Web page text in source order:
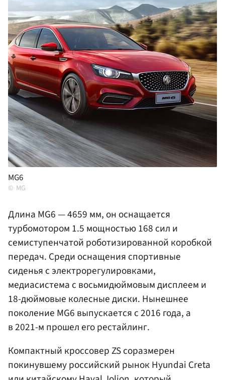
MG6
MG
Длина MG6 — 4659 мм, он оснащается
турбомотором 1.5 мощностью 168 сил и
семиступенчатой роботизированной коробкой
передач. Среди оснащения спортивные
сиденья с электрорегулировками,
медиасистема с восьмидюймовым дисплеем и
18-дюймовые колесные диски. Нынешнее
поколение MG6 выпускается с 2016 года, а
в 2021-м прошел его рестайлинг.
Компактный кроссовер ZS соразмерен
покинувшему российский рынок Hyundai Creta